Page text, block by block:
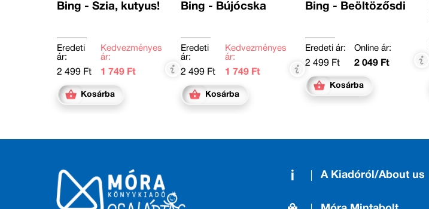
Bing - Szia, kutyus!
Eredeti
ár:
2 499 Ft
Kedvezményes
ár:
1 749 Ft
Kosárba
Bing - Bújócska
Eredeti
ár:
2 499 Ft
Kedvezményes
ár:
1 749 Ft
Kosárba
Bing - Beöltözősdi
Eredeti ár:
2 499 Ft
Online ár:
2 049 Ft
Kosárba
A Kiadóról/About us